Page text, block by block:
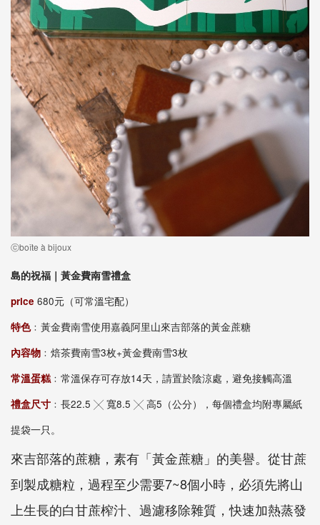
ⓒboîte à bijoux
島的祝福｜黃金費南雪禮盒
price 680元（可常溫宅配）
特色﹕黃金費南雪使用嘉義阿里山來吉部落的黃金蔗糖
內容物 ﹕焙茶費南雪3枚+黃金費南雪3枚
常溫蛋糕 ﹕常溫保存可存放14天，請置於陰涼處，避免接觸高溫
禮盒尺寸 ﹕長22.5 ╳ 寬8.5 ╳ 高5（公分），每個禮盒均附專屬紙
提袋一只。
來吉部落的蔗糖，素有「黃金蔗糖」的美譽。從甘蔗
到製成糖粒，過程至少需要7~8個小時，必須先將山
上生長的白甘蔗榨汁、過濾移除雜質，快速加熱蒸發